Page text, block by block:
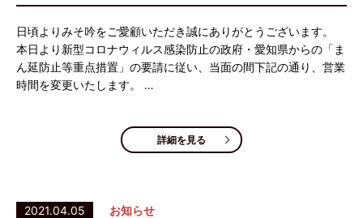
日頃よりみそ吟をご愛顧いただき誠にありがとうございます。
本日より新型コロナウィルス感染防止の政府・愛知県からの「ま
ん延防止等重点措置」の要請に従い、当面の間下記の通り、営業
時間を変更いたします。 …
詳細を見る
2021.04.05 お知らせ